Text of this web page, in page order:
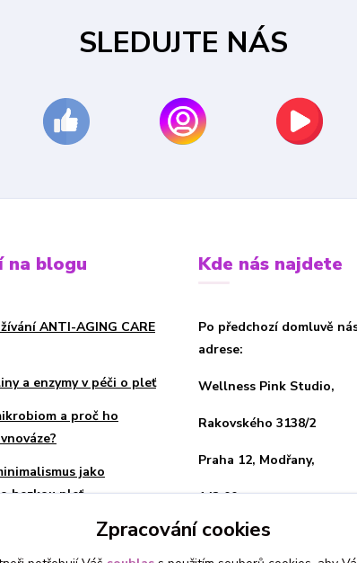
SLEDUJTE NÁS
na blogu
ANTI-AGING CARE
a enzymy v péči o pleť
a proč ho
jako
hezkou pleť
Kde nás najdete
Po předchozí domluvě
adrese:
Wellness Pink Studio,
Rakovského 3138/2
Praha 12, Modřany,
143 00
Zpracování cookies